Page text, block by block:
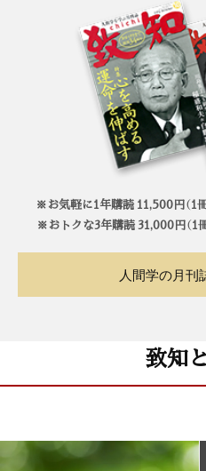
※お気軽に1年購読 11,500円（1
※おトクな3年購読 31,000円（1
人間学の月刊
致知